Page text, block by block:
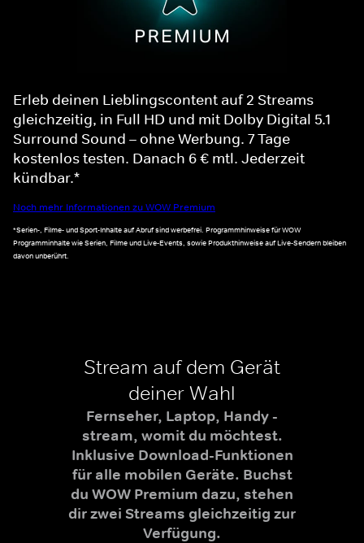
Erleb deinen Lieblingscontent auf 2 Streams
gleichzeitig, in Full HD und mit Dolby Digital 5.1
Surround Sound – ohne Werbung. 7 Tage
kostenlos testen. Danach 6 € mtl. Jederzeit
kündbar.*
Noch mehr Informationen zu WOW Premium
*Serien-, Filme- und Sport-Inhalte auf Abruf sind werbefrei. Programmhinweise für WOW
Programminhalte wie Serien, Filme und Live-Events, sowie Produkthinweise auf Live-Sendern bleiben
davon unberührt.
Stream auf dem Gerät
deiner Wahl
Fernseher, Laptop, Handy -
stream, womit du möchtest.
Inklusive Download-Funktionen
für alle mobilen Geräte. Buchst
du WOW Premium dazu, stehen
dir zwei Streams gleichzeitig zur
Verfügung.